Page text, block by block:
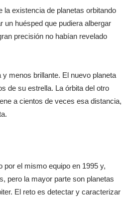
la existencia de planetas orbitando
huésped que pudiera albergar
precisión no habían revelado
menos brillante. El nuevo planeta
de su estrella. La órbita del otro
a cientos de veces esa distancia,
por el mismo equipo en 1995 y,
pero la mayor parte son planetas
El reto es detectar y caracterizar